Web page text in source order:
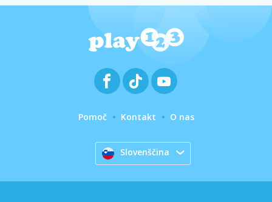
Pomoč Kontakt O nas
Slovenščina